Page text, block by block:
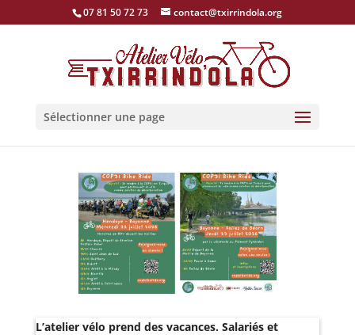
07 81 50 72 73 contact@txirrindola.org
Sélectionner une page
L’atelier vélo prend des vacances. Salariés et